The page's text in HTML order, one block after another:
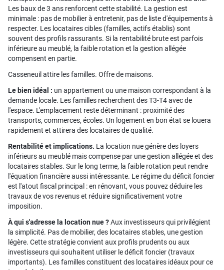
Les baux de 3 ans renforcent cette stabilité. La gestion est
minimale : pas de mobilier à entretenir, pas de liste d'équipements à
respecter. Les locataires cibles (familles, actifs établis) sont
souvent des profils rassurants. Si la rentabilité brute est parfois
inférieure au meublé, la faible rotation et la gestion allégée
compensent en partie.
Casseneuil attire les familles. Offre de maisons.
Le bien idéal : un appartement ou une maison correspondant à la
demande locale. Les familles recherchent des T3-T4 avec de
l'espace. L'emplacement reste déterminant : proximité des
transports, commerces, écoles. Un logement en bon état se louera
rapidement et attirera des locataires de qualité.
Rentabilité et implications. La location nue génère des loyers
inférieurs au meublé mais compense par une gestion allégée et des
locataires stables. Sur le long terme, la faible rotation peut rendre
l'équation financière aussi intéressante. Le régime du déficit foncier
est l'atout fiscal principal : en rénovant, vous pouvez déduire les
travaux de vos revenus et réduire significativement votre
imposition.
À qui s'adresse la location nue ?Aux investisseurs qui privilégient
la simplicité. Pas de mobilier, des locataires stables, une gestion
légère. Cette stratégie convient aux profils prudents ou aux
investisseurs qui souhaitent utiliser le déficit foncier (travaux
importants). Les familles constituent des locataires idéaux pour ce